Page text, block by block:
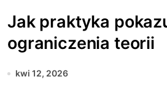
Jak praktyka
ograniczenia teorii
kwi 12, 2026